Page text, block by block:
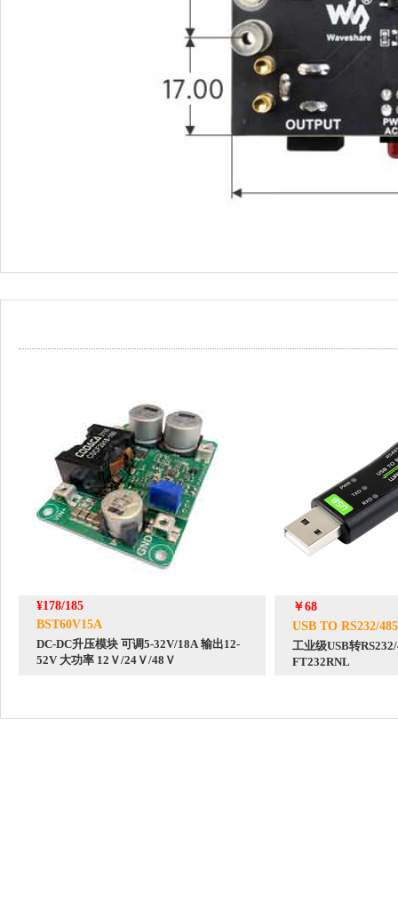
¥178/185
BST60V15A
DC-DC升压模块 可调5-32V/18A 输出12-
52V 大功率 12Ｖ/24Ｖ/48Ｖ
￥68
USB TO RS232/485
工业级USB转
FT232RNL